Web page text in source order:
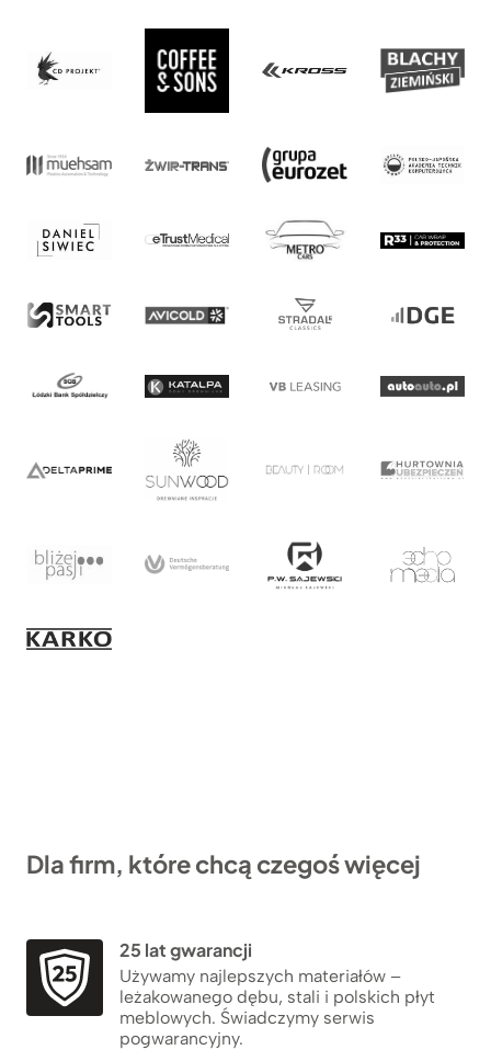
Dla firm, które chcą czegoś więcej
25 lat gwarancji
Używamy najlepszych materiałów –
leżakowanego dębu, stali i polskich płyt
meblowych. Świadczymy serwis
pogwarancyjny.